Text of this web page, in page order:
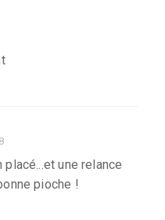
une relance
pioche !